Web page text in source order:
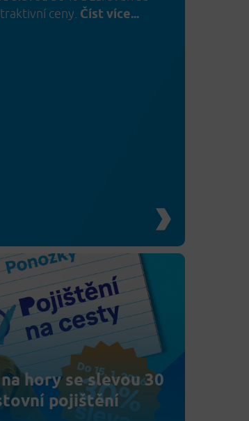
ceny. Číst více...
hory se slevou 30
pojištění